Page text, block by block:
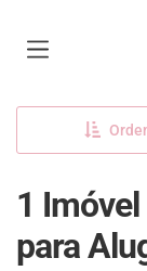
1
para